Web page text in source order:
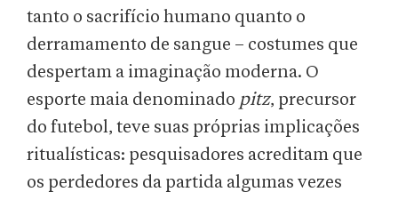
tanto o sacrifício humano quanto o
derramamento de sangue – costumes que
despertam a imaginação moderna. O
esporte maia denominado pitz, precursor
do futebol, teve suas próprias implicações
ritualísticas: pesquisadores acreditam que
os perdedores da partida algumas vezes